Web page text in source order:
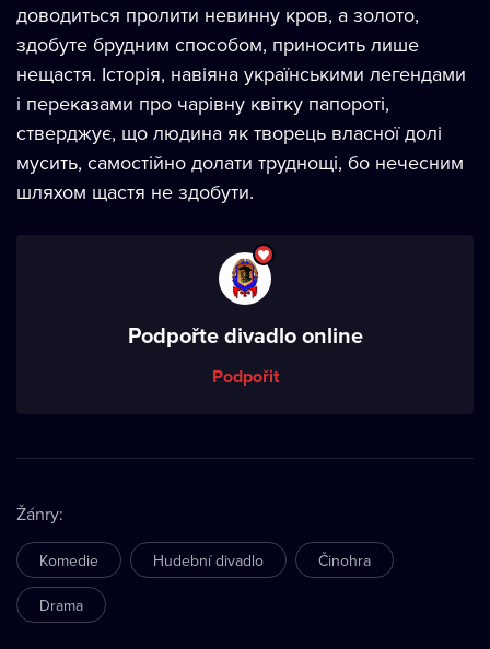
доводиться пролити невинну кров, а золото,
здобуте брудним способом, приносить лише
нещастя. Історія, навіяна українськими легендами
і переказами про чарівну квітку папороті,
стверджує, що людина як творець власної долі
мусить, самостійно долати труднощі, бо нечесним
шляхом щастя не здобути.
Podpořte divadlo online
Podpořit
Žánry:
Komedie Hudební divadlo Činohra
Drama